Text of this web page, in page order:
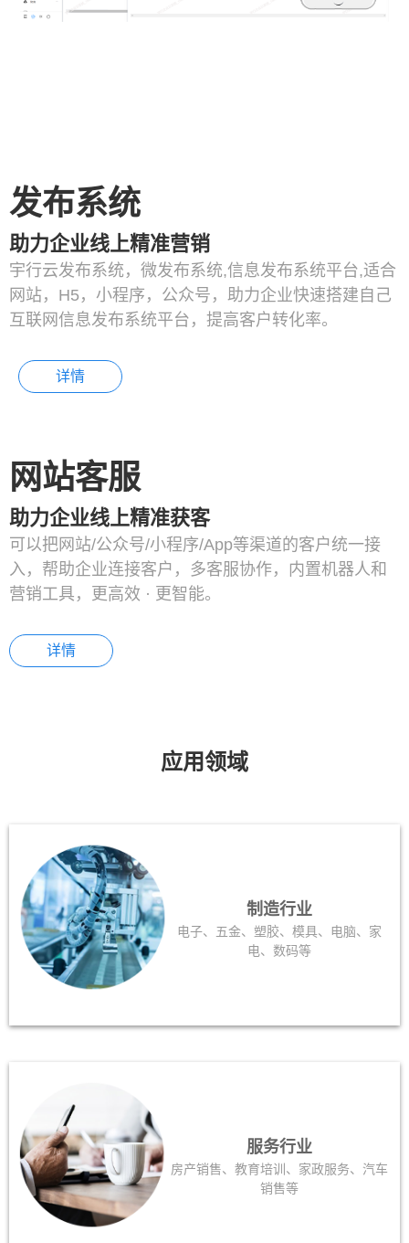
发布系统
助力企业线上精准营销
宇行云发布系统，微发布系统,信息发布系统平台,适合
网站，H5，小程序，公众号，助力企业快速搭建自己
互联网信息发布系统平台，提高客户转化率。
详情
网站客服
助力企业线上精准获客
可以把网站/公众号/小程序/App等渠道的客户统一接
入，帮助企业连接客户，多客服协作，内置机器人和
营销工具，更高效 · 更智能。
详情
应用领域
制造行业
电子、五金、塑胶、模具、电脑、家
电、数码等
服务行业
房产销售、教育培训、家政服务、汽车
销售等